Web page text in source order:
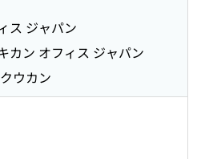
ス ジャパン
カン オフィス ジャパン
ウカン